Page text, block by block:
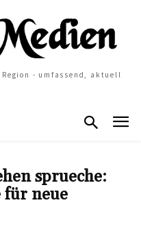
- umfassend, aktuell
sprueche:
neue